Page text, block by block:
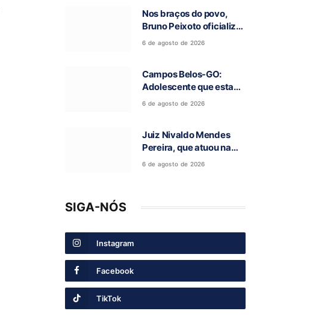
Nos braços do povo,
Bruno Peixoto oficializa
candidatura a deputado
6 de agosto de 2026
Campos Belos-GO:
Adolescente que estava
desaparecida é
6 de agosto de 2026
Juiz Nivaldo Mendes
Pereira, que atuou na
comarca de São
6 de agosto de 2026
SIGA-NÓS
Instagram
Facebook
TikTok